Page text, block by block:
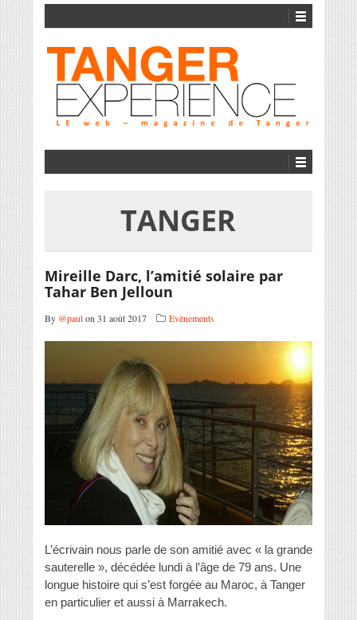
TANGER
Mireille Darc, l’amitié solaire par
Tahar Ben Jelloun
By @paulon 31 août 2017 Evènements
L’écrivain nous parle de son amitié avec « la grande
sauterelle », décédée lundi à l’âge de 79 ans. Une
longue histoire qui s’est forgée au Maroc, à Tanger
en particulier et aussi à Marrakech.